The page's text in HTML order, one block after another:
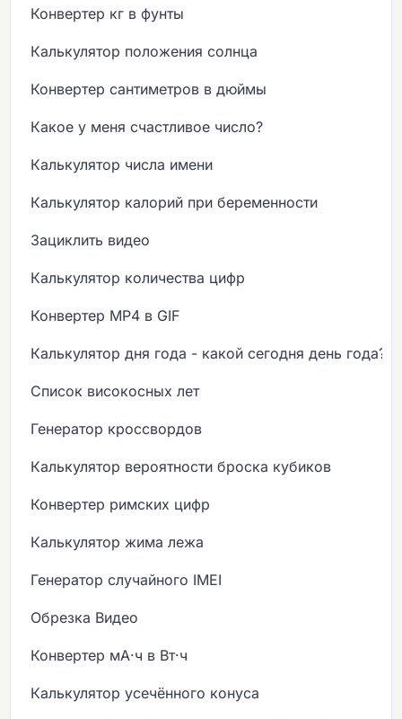
Конвертер кг в фунты
Калькулятор положения солнца
Конвертер сантиметров в дюймы
Какое у меня счастливое число?
Калькулятор числа имени
Калькулятор калорий при беременности
Зациклить видео
Калькулятор количества цифр
Конвертер MP4 в GIF
Калькулятор дня года - какой сегодня день года?
Список високосных лет
Генератор кроссвордов
Калькулятор вероятности броска кубиков
Конвертер римских цифр
Калькулятор жима лежа
Генератор случайного IMEI
Обрезка Видео
Конвертер мА·ч в Вт·ч
Калькулятор усечённого конуса